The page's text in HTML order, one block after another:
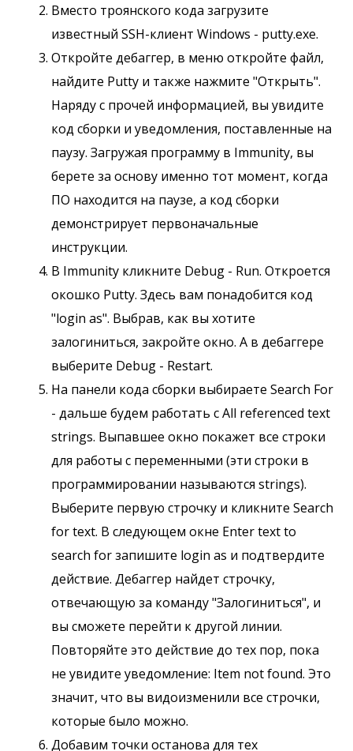
Вместо троянского кода загрузите
известный SSH-клиент Windows - putty.exe.
Откройте дебаггер, в меню откройте файл,
найдите Putty и также нажмите "Открыть".
Наряду с прочей информацией, вы увидите
код сборки и уведомления, поставленные на
паузу. Загружая программу в Immunity, вы
берете за основу именно тот момент, когда
ПО находится на паузе, а код сборки
демонстрирует первоначальные
инструкции.
В Immunity кликните Debug - Run. Откроется
окошко Putty. Здесь вам понадобится код
"login as". Выбрав, как вы хотите
залогиниться, закройте окно. А в дебаггере
выберите Debug - Restart.
На панели кода сборки выбираете Search For
- дальше будем работать с All referenced text
strings. Выпавшее окно покажет все строки
для работы с переменными (эти строки в
программировании называются strings).
Выберите первую строчку и кликните Search
for text. В следующем окне Enter text to
search for запишите login as и подтвердите
действие. Дебаггер найдет строчку,
отвечающую за команду "Залогиниться", и
вы сможете перейти к другой линии.
Повторяйте это действие до тех пор, пока
не увидите уведомление: Item not found. Это
значит, что вы видоизменили все строчки,
которые было можно.
Добавим точки останова для тех